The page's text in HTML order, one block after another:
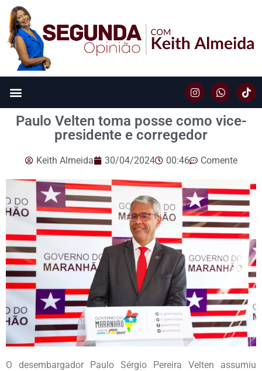
Paulo Velten toma posse como vice-
presidente e corregedor
Keith Almeida 30/04/2024 00:46 Comente
O desembargador Paulo Sérgio Pereira Velten assumiu